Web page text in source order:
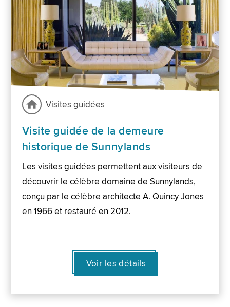
Visites guidées
Visite guidée de la demeure
historique de Sunnylands
Les visites guidées permettent aux visiteurs de
découvrir le célèbre domaine de Sunnylands,
conçu par le célèbre architecte A. Quincy Jones
en 1966 et restauré en 2012.
Voir les détails